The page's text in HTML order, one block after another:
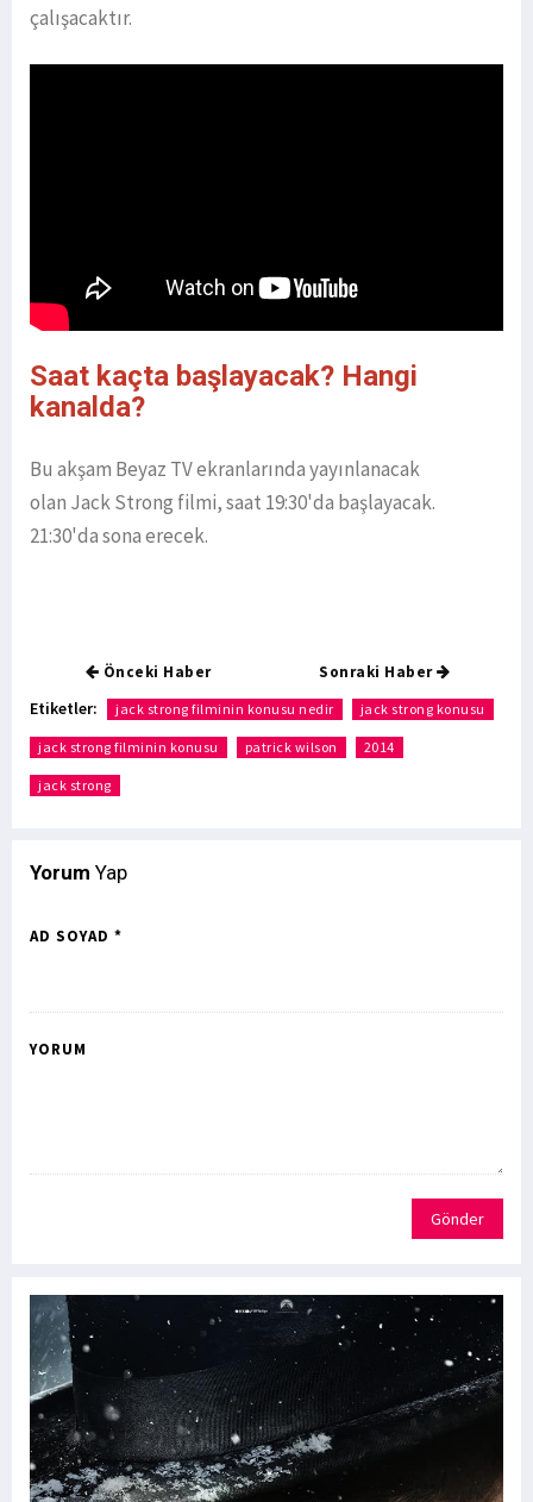
çalışacaktır.
Saat kaçta başlayacak? Hangi
kanalda?
Bu akşam Beyaz TV ekranlarında yayınlanacak
olan Jack Strong filmi, saat 19:30'da başlayacak.
21:30'da sona erecek.
Önceki Haber Sonraki Haber
Etiketler: jack strong filminin konusu nedir jack strong konusu
jack strong filminin konusu patrick wilson 2014
jack strong
Yorum Yap
AD SOYAD *
YORUM
Gönder